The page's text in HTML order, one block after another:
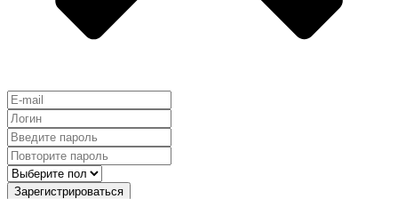
Зарегистрироваться